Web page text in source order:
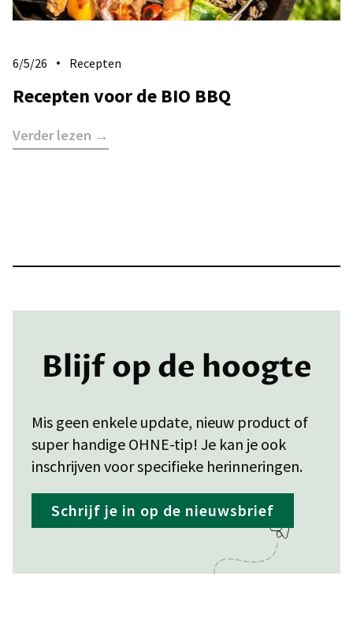
6/5/26 Recepten
Recepten voor de BIO BBQ
Verder lezen →
Blijf op de hoogte
Mis geen enkele update, nieuw product of
super handige OHNE-tip! Je kan je ook
inschrijven voor specifieke herinneringen.
Schrijf je in op de nieuwsbrief